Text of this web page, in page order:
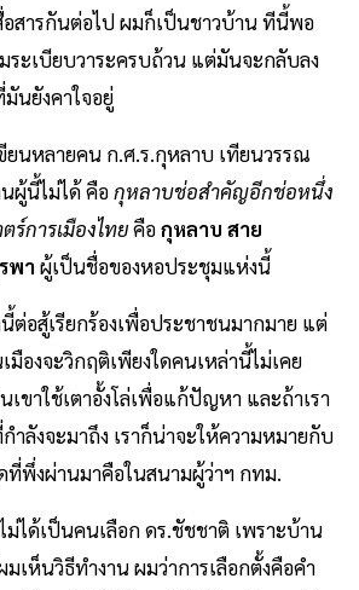
สารกันต่อไป ผมก็เป็นชาวบ้าน ทีนี้พอ
ระเบียบวาระครบถ้วน แต่มันจะกลับลง
นยังคาใจอยู่
นหลายคน ก.ศ.ร.กุหลาบ เทียนวรรณ
ผู้นี้ไม่ได้ คือกุหลาบช่อสำคัญอีกช่อหนึ่ง
ร์การเมืองไทยคือกุหลาบ สาย
พา ผู้เป็นชื่อของหอประชุมแห่งนี้
ต่อสู้เรียกร้องเพื่อประชาชนมากมาย แต่
มืองจะวิกฤติเพียงใดคนเหล่านี้ไม่เคย
เขาใช้เตาอั้งโล่เพื่อแก้ปัญหา และถ้าเรา
ำลังจะมาถึง เราก็น่าจะให้ความหมายกับ
ที่พึ่งผ่านมาคือในสนามผู้ว่าฯ กทม.
ม่ได้เป็นคนเลือก ดร.ชัชชาติ เพราะบ้าน
เห็นวิธีทำงาน ผมว่าการเลือกตั้งคือคำ